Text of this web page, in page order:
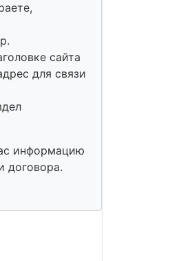
сайта
для связи
информацию
договора.